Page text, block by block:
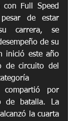
con Full Speed
de estar
carrera, se
de su
inició este año
de circuito del
por
de batalla. La
la cuarta